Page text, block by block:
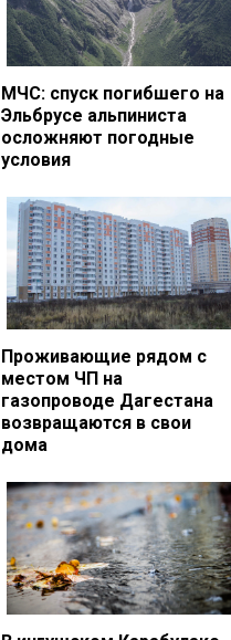
МЧС: спуск погибшего на
Эльбрусе альпиниста
осложняют погодные
условия
Проживающие рядом с
местом ЧП на
газопроводе Дагестана
возвращаются в свои
дома